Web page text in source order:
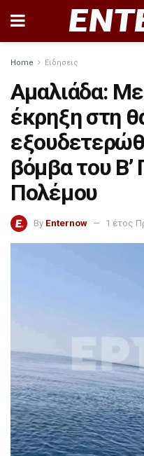
Home Ειδησεις
Αμαλιάδα:
έκρηξη στη
βόμβα του Β’
Πολέμου
By Enternow 1 έτος